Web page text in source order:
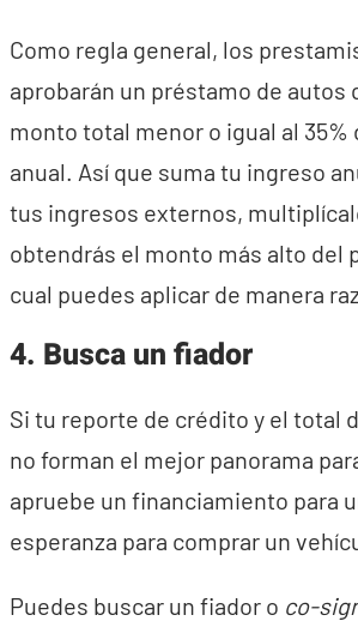
Como regla general, los
aprobarán un préstamo de autos
monto total menor o igual al 35%
anual. Así que suma tu ingreso
tus ingresos externos,
obtendrás el monto más alto del
cual puedes aplicar de manera
4. Busca un fiador
Si tu reporte de crédito y el total
no forman el mejor panorama
apruebe un financiamiento para
esperanza para comprar un
Puedes buscar un fiador o co-